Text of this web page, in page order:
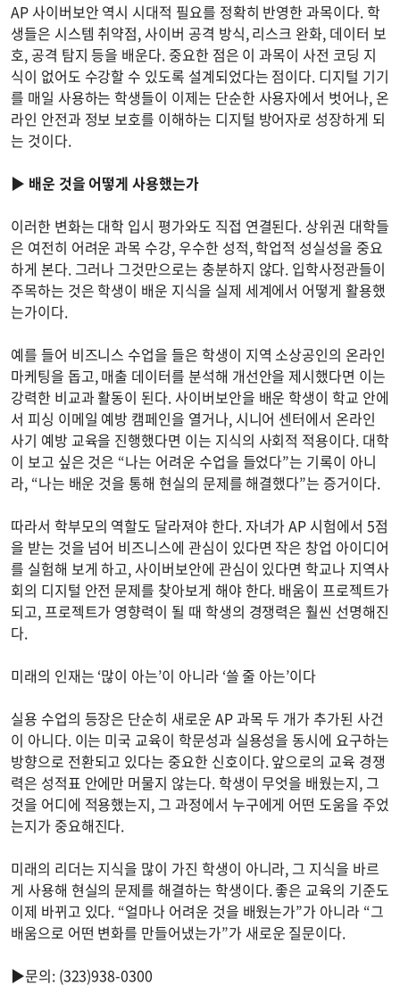
AP 사이버보안 역시 시대적 필요를 정확히 반영한 과목이다. 학
생들은 시스템 취약점, 사이버 공격 방식, 리스크 완화, 데이터 보
호, 공격 탐지 등을 배운다. 중요한 점은 이 과목이 사전 코딩 지
식이 없어도 수강할 수 있도록 설계되었다는 점이다. 디지털 기기
를 매일 사용하는 학생들이 이제는 단순한 사용자에서 벗어나, 온
라인 안전과 정보 보호를 이해하는 디지털 방어자로 성장하게 되
는 것이다.
▶ 배운 것을 어떻게 사용했는가
이러한 변화는 대학 입시 평가와도 직접 연결된다. 상위권 대학들
은 여전히 어려운 과목 수강, 우수한 성적, 학업적 성실성을 중요
하게 본다. 그러나 그것만으로는 충분하지 않다. 입학사정관들이
주목하는 것은 학생이 배운 지식을 실제 세계에서 어떻게 활용했
는가이다.
예를 들어 비즈니스 수업을 들은 학생이 지역 소상공인의 온라인
마케팅을 돕고, 매출 데이터를 분석해 개선안을 제시했다면 이는
강력한 비교과 활동이 된다. 사이버보안을 배운 학생이 학교 안에
서 피싱 이메일 예방 캠페인을 열거나, 시니어 센터에서 온라인
사기 예방 교육을 진행했다면 이는 지식의 사회적 적용이다. 대학
이 보고 싶은 것은 “나는 어려운 수업을 들었다”는 기록이 아니
라, “나는 배운 것을 통해 현실의 문제를 해결했다”는 증거이다.
따라서 학부모의 역할도 달라져야 한다. 자녀가 AP 시험에서 5점
을 받는 것을 넘어 비즈니스에 관심이 있다면 작은 창업 아이디어
를 실험해 보게 하고, 사이버보안에 관심이 있다면 학교나 지역사
회의 디지털 안전 문제를 찾아보게 해야 한다. 배움이 프로젝트가
되고, 프로젝트가 영향력이 될 때 학생의 경쟁력은 훨씬 선명해진
다.
미래의 인재는 ‘많이 아는’이 아니라 ‘쓸 줄 아는’이다
실용 수업의 등장은 단순히 새로운 AP 과목 두 개가 추가된 사건
이 아니다. 이는 미국 교육이 학문성과 실용성을 동시에 요구하는
방향으로 전환되고 있다는 중요한 신호이다. 앞으로의 교육 경쟁
력은 성적표 안에만 머물지 않는다. 학생이 무엇을 배웠는지, 그
것을 어디에 적용했는지, 그 과정에서 누구에게 어떤 도움을 주었
는지가 중요해진다.
미래의 리더는 지식을 많이 가진 학생이 아니라, 그 지식을 바르
게 사용해 현실의 문제를 해결하는 학생이다. 좋은 교육의 기준도
이제 바뀌고 있다. “얼마나 어려운 것을 배웠는가”가 아니라 “그
배움으로 어떤 변화를 만들어냈는가”가 새로운 질문이다.
▶문의: (323)938-0300